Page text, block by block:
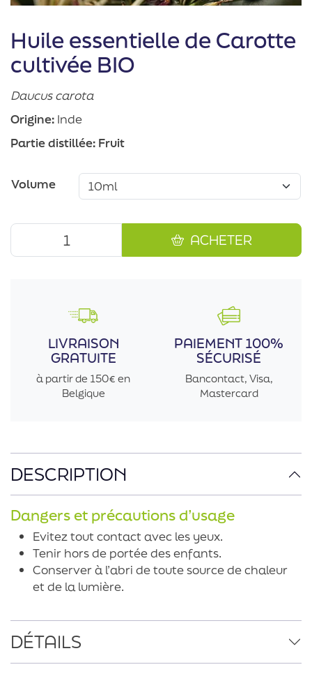
Huile essentielle de Carotte
cultivée BIO
Daucus carota
Origine: Inde
Partie distillée: Fruit
Volume
ACHETER
DESCRIPTION
Dangers et précautions d’usage
Evitez tout contact avec les yeux.
Tenir hors de portée des enfants.
Conserver à l’abri de toute source de chaleur
et de la lumière.
DÉTAILS
LIVRAISON
GRATUITE
à partir de 150€ en
Belgique
PAIEMENT 100%
SÉCURISÉ
Bancontact, Visa,
Mastercard